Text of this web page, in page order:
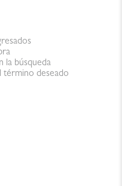
la búsqueda
término deseado